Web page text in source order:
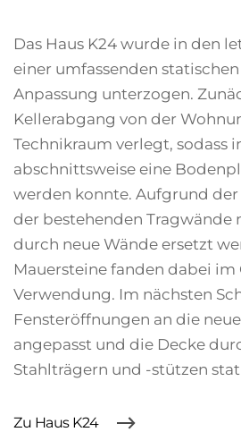
Das Haus K24 wurde in den
einer umfassenden
Anpassung unterzogen.
Kellerabgang von der
Technikraum verlegt, sodass
abschnittsweise eine
werden konnte. Aufgrund der
der bestehenden Tragwände
durch neue Wände ersetzt
Mauersteine fanden dabei im
Verwendung. Im nächsten
Fensteröffnungen an die
angepasst und die Decke
Stahlträgern und -stützen
Zu Haus K24